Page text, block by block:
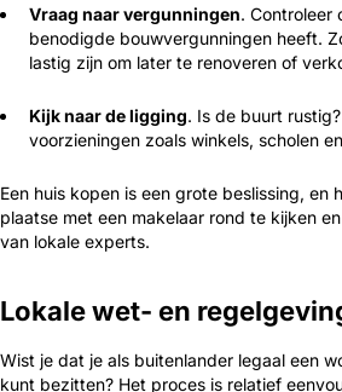
Vraag naar vergunningen. Controleer
benodigde bouwvergunningen heeft.
lastig zijn om later te renoveren of
Kijk naar de ligging. Is de buurt
voorzieningen zoals winkels, scholen
Een huis kopen is een grote beslissing, en
plaatse met een makelaar rond te kijken
van lokale experts.
Lokale wet- en
Wist je dat je als buitenlander legaal een
kunt bezitten? Het proces is relatief